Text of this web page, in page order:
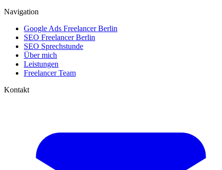
Navigation
Google Ads Freelancer Berlin
SEO Freelancer Berlin
SEO Sprechstunde
Über mich
Leistungen
Freelancer Team
Kontakt